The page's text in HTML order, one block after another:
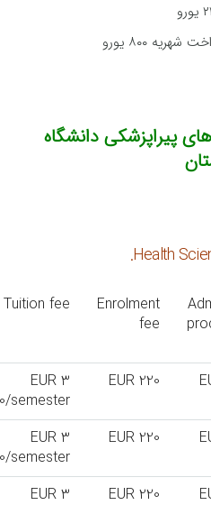
۸۰۰ یورو
پیراپزشکی دانشگاه
Health
Enrolment
fee
Tuition fee
EUR 220
EUR 3
semester
EUR 220
EUR 3
semester
EUR 220
EUR 3